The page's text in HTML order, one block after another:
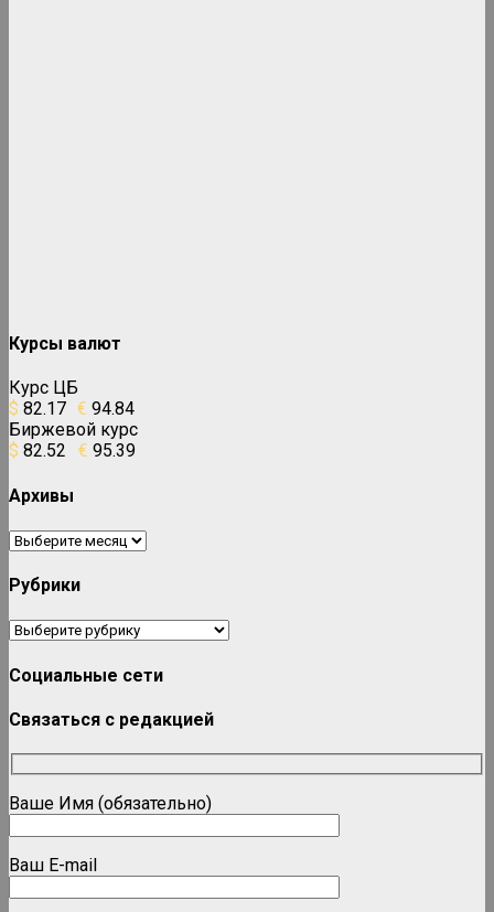
Курсы валют
Курс ЦБ
$ 82.17 € 94.84
Биржевой курс
$ 82.52 € 95.39
Архивы
Архивы
Рубрики
Рубрики
Социальные сети
Связаться с редакцией
Ваше Имя (обязательно)
Ваш E-mail